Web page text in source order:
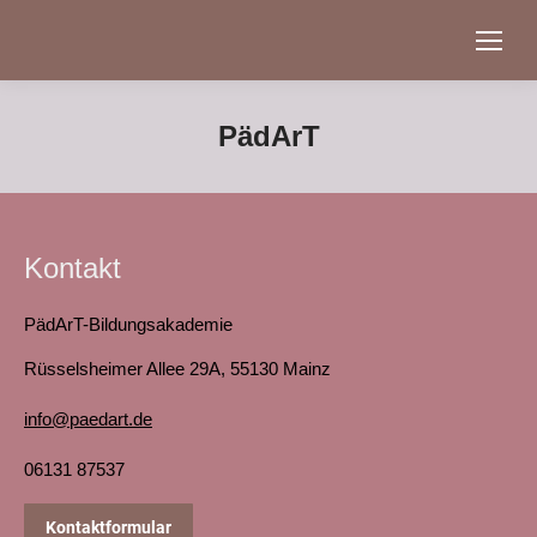
PädArT
Kontakt
PädArT-Bildungsakademie
Rüsselsheimer Allee 29A, 55130 Mainz
info@paedart.de
06131 87537
Kontaktformular